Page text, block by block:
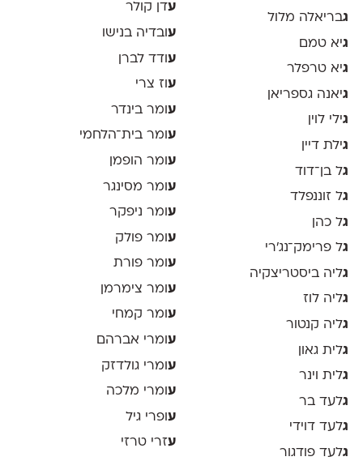
גבריאלה מלול
גיא טמם
גיא טרפלר
גיאנה גספריאן
גילי לוין
גילת דיין
גל בן־דוד
גל זוננפלד
גל כהן
גל פרימק־נג׳רי
גליה ביסטריצקיה
גליה לוז
גליה קנטור
גלית גאון
גלית וינר
גלעד בר
גלעד דוידי
גלעד פודגור
עדן קולר
ע ובדיה בנישו
עודד לברן
ע וז צרי
ע ומר בינדר
עומר בית־הלחמי
ע ומר הופמן
עומר מסינגר
ע ומר ניפקר
ע ומר פולק
עומר פורת
ע ומר צימרמן
עומר קמחי
ע ומרי אברהם
ע ומרי גולדזק
עומרי מלכה
ע ופרי גיל
עזרי טרזי